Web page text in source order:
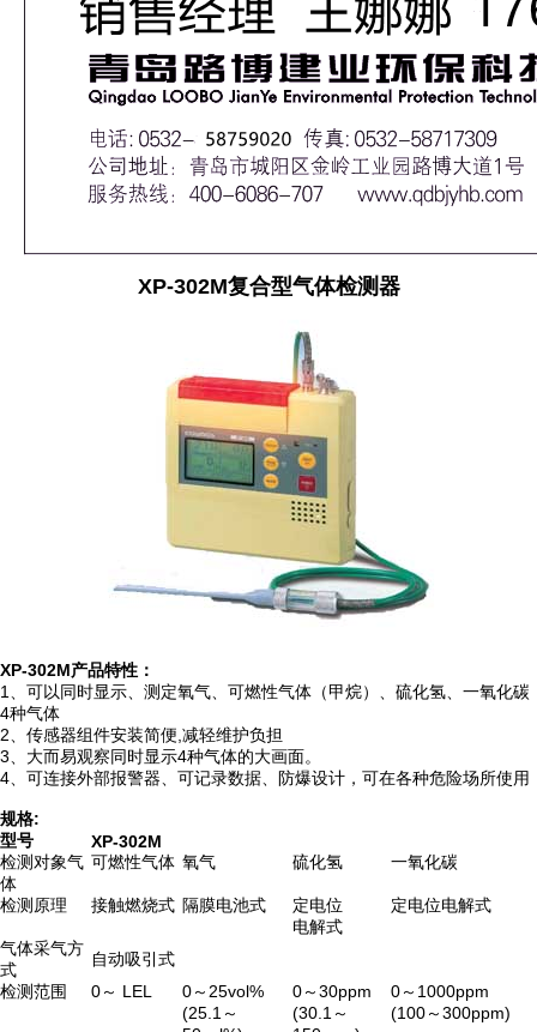
XP-302M复合型气体检测器
XP-302M产品特性：
1
、可以同时显示、测定氧气、可燃性气体（甲烷）、硫化氢、一氧化碳
4种气体
2 、传感器组件安装简便 减轻维护负担
3 、大而易观察同时显示4种气体的大画面。
4 、可连接外部报警器、可记录数据、防爆设计，可在各种危险场所使用
规格:
型号
XP-302M
检测对象气
体
可燃性气体 氧气 硫化氢 一氧化碳
检测原理 接触燃烧式 隔膜电池式
定电位
电解式
定电位电解式
气体采气方
式
自动吸引式
检测范围
0～ LEL
0～25vol%
(25.1～
0～30ppm
(30.1～
0～1000ppm
(100～300ppm)